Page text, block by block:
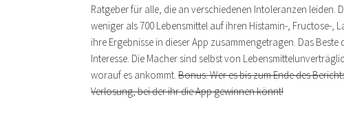
Ratgeber für alle, die an verschiedenen Intoleranzen leiden.
weniger als 700 Lebensmittel auf ihren Histamin-, Fructose-,
ihre Ergebnisse in dieser App zusammengetragen. Das
Interesse. Die Macher sind selbst von
worauf es ankommt. Bonus: Wer es bis zum Ende des
Verlosung, bei der ihr die App gewinnen könnt!